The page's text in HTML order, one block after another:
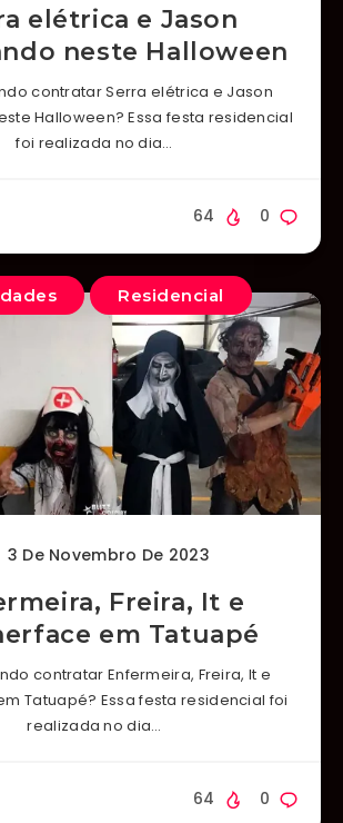
elétrica e Jason
neste Halloween
contratar Serra elétrica e Jason
Halloween? Essa festa residencial
foi realizada no dia…
0
64
Residencial
3 De Novembro De 2023
Freira, It e
em Tatuapé
contratar Enfermeira, Freira, It e
Tatuapé? Essa festa residencial foi
realizada no dia…
0
64